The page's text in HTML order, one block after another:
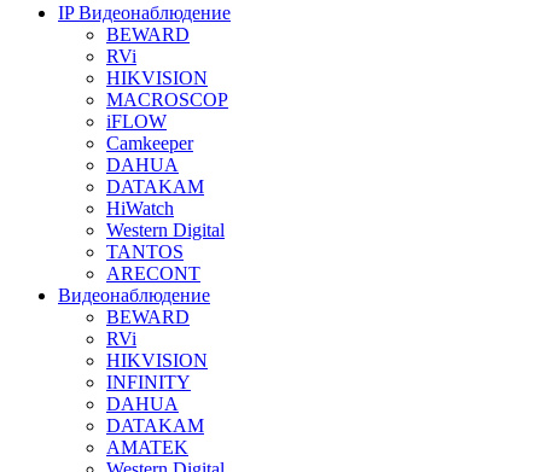
IP Видеонаблюдение
BEWARD
RVi
HIKVISION
MACROSCOP
iFLOW
Camkeeper
DAHUA
DATAKAM
HiWatch
Western Digital
TANTOS
ARECONT
Видеонаблюдение
BEWARD
RVi
HIKVISION
INFINITY
DAHUA
DATAKAM
AMATEK